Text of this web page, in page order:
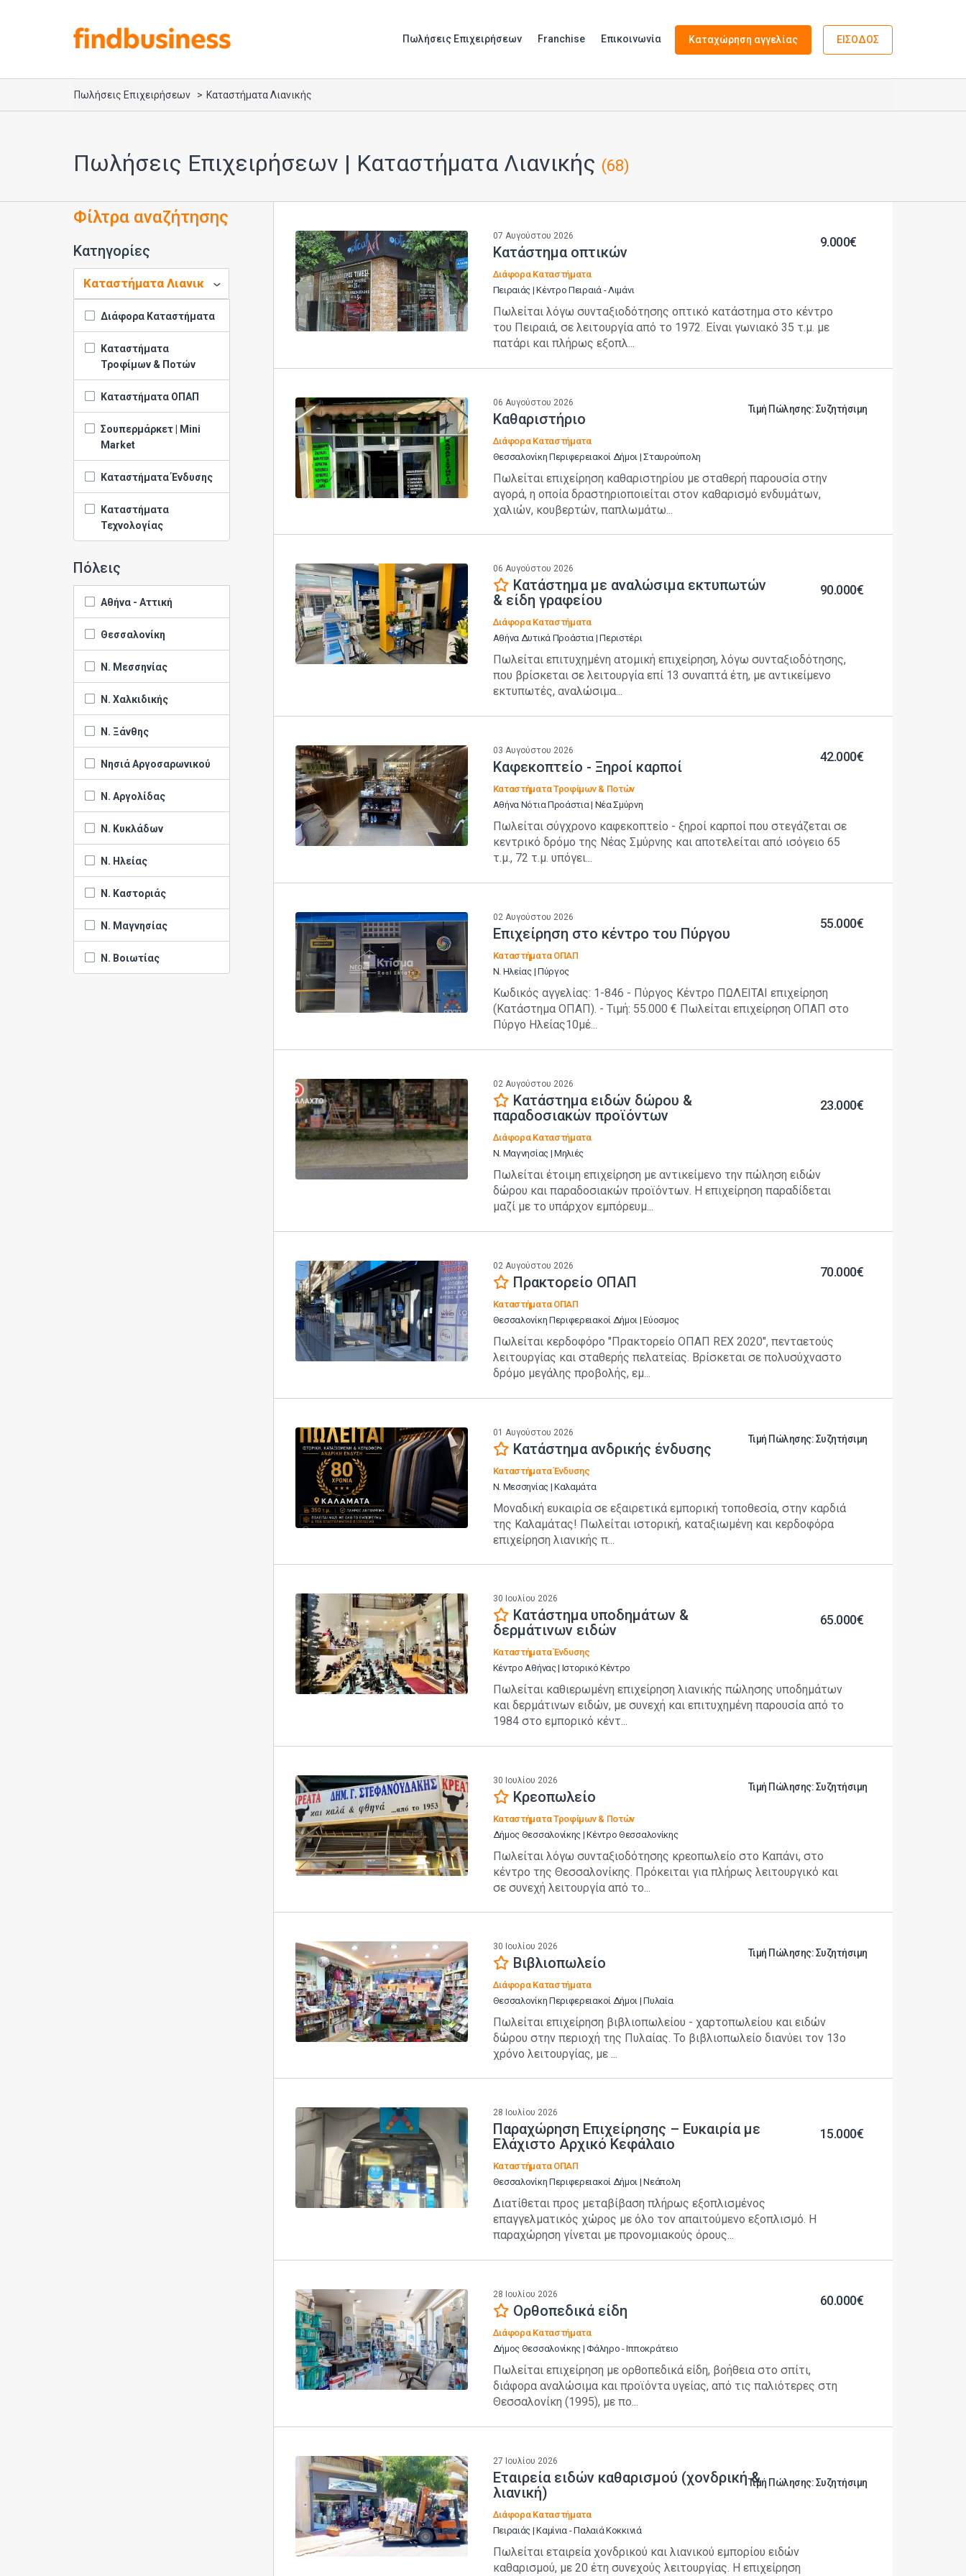
Πωλήσεις Επιχειρήσεων Franchise Επικοινωνία Καταχώρηση αγγελίας ΕΙΣΟΔΟΣ
Πωλήσεις Επιχειρήσεων Καταστήματα Λιανικής
Πωλήσεις Επιχειρήσεων | Καταστήματα Λιανικής (68)
Φίλτρα αναζήτησης
Κατηγορίες
Διάφορα Καταστήματα
Καταστήματα
Τροφίμων & Ποτών
Καταστήματα ΟΠΑΠ
Σουπερμάρκετ | Mini
Market
Καταστήματα Ένδυσης
Καταστήματα
Τεχνολογίας
Πόλεις
Αθήνα - Αττική
Θεσσαλονίκη
Ν. Μεσσηνίας
Ν. Χαλκιδικής
Ν. Ξάνθης
Νησιά Αργοσαρωνικού
Ν. Αργολίδας
Ν. Κυκλάδων
Ν. Ηλείας
Ν. Καστοριάς
Ν. Μαγνησίας
Ν. Βοιωτίας
07 Αυγούστου 2026
Κατάστημα oπτικών
Διάφορα Καταστήματα
Πειραιάς | Κέντρο Πειραιά - Λιμάνι
Πωλείται λόγω συνταξιοδότησης οπτικό κατάστημα στο κέντρο
του Πειραιά, σε λειτουργία από το 1972. Είναι γωνιακό 35 τ.μ. με
πατάρι και πλήρως εξοπλ...
9.000€
06 Αυγούστου 2026
Καθαριστήριο
Διάφορα Καταστήματα
Θεσσαλονίκη Περιφερειακοί Δήμοι | Σταυρούπολη
Πωλείται επιχείρηση καθαριστηρίου με σταθερή παρουσία στην
αγορά, η οποία δραστηριοποιείται στον καθαρισμό ενδυμάτων,
χαλιών, κουβερτών, παπλωμάτω...
Τιμή Πώλησης: Συζητήσιμη
06 Αυγούστου 2026
Κατάστημα με αναλώσιμα εκτυπωτών
& είδη γραφείου
Διάφορα Καταστήματα
Αθήνα Δυτικά Προάστια | Περιστέρι
Πωλείται επιτυχημένη ατομική επιχείρηση, λόγω συνταξιοδότησης,
που βρίσκεται σε λειτουργία επί 13 συναπτά έτη, με αντικείμενο
εκτυπωτές, αναλώσιμα...
90.000€
03 Αυγούστου 2026
Καφεκοπτείο - Ξηροί καρποί
Καταστήματα Τροφίμων & Ποτών
Αθήνα Νότια Προάστια | Νέα Σμύρνη
Πωλείται σύγχρονο καφεκοπτείο - ξηροί καρποί που στεγάζεται σε
κεντρικό δρόμο της Νέας Σμύρνης και αποτελείται από ισόγειο 65
τ.μ., 72 τ.μ. υπόγει...
42.000€
02 Αυγούστου 2026
Επιχείρηση στο κέντρο του Πύργου
Καταστήματα ΟΠΑΠ
Ν. Ηλείας | Πύργος
Κωδικός αγγελίας: 1-846 - Πύργος Κέντρο ΠΩΛΕΙΤΑΙ επιχείρηση
(Κατάστημα ΟΠΑΠ). - Τιμή: 55.000 € Πωλείται επιχείρηση ΟΠΑΠ στο
Πύργο Ηλείας10μέ...
55.000€
02 Αυγούστου 2026
Κατάστημα ειδών δώρου &
παραδοσιακών προϊόντων
Διάφορα Καταστήματα
Ν. Μαγνησίας | Μηλιές
Πωλείται έτοιμη επιχείρηση με αντικείμενο την πώληση ειδών
δώρου και παραδοσιακών προϊόντων. Η επιχείρηση παραδίδεται
μαζί με το υπάρχον εμπόρευμ...
23.000€
02 Αυγούστου 2026
Πρακτορείο ΟΠΑΠ
Καταστήματα ΟΠΑΠ
Θεσσαλονίκη Περιφερειακοί Δήμοι | Εύοσμος
Πωλείται κερδοφόρο "Πρακτορείο ΟΠΑΠ REX 2020", πενταετούς
λειτουργίας και σταθερής πελατείας. Βρίσκεται σε πολυσύχναστο
δρόμο μεγάλης προβολής, εμ...
70.000€
01 Αυγούστου 2026
Κατάστημα ανδρικής ένδυσης
Καταστήματα Ένδυσης
Ν. Μεσσηνίας | Καλαμάτα
Μοναδική ευκαιρία σε εξαιρετικά εμπορική τοποθεσία, στην καρδιά
της Καλαμάτας! Πωλείται ιστορική, καταξιωμένη και κερδοφόρα
επιχείρηση λιανικής π...
Τιμή Πώλησης: Συζητήσιμη
30 Ιουλίου 2026
Κατάστημα υποδημάτων &
δερμάτινων ειδών
Καταστήματα Ένδυσης
Κέντρο Αθήνας | Ιστορικό Κέντρο
Πωλείται καθιερωμένη επιχείρηση λιανικής πώλησης υποδημάτων
και δερμάτινων ειδών, με συνεχή και επιτυχημένη παρουσία από το
1984 στο εμπορικό κέντ...
65.000€
30 Ιουλίου 2026
Κρεοπωλείο
Καταστήματα Τροφίμων & Ποτών
Δήμος Θεσσαλονίκης | Κέντρο Θεσσαλονίκης
Πωλείται λόγω συνταξιοδότησης κρεοπωλείο στο Καπάνι, στο
κέντρο της Θεσσαλονίκης. Πρόκειται για πλήρως λειτουργικό και
σε συνεχή λειτουργία από το...
Τιμή Πώλησης: Συζητήσιμη
30 Ιουλίου 2026
Βιβλιοπωλείο
Διάφορα Καταστήματα
Θεσσαλονίκη Περιφερειακοί Δήμοι | Πυλαία
Πωλείται επιχείρηση βιβλιοπωλείου - χαρτοπωλείου και ειδών
δώρου στην περιοχή της Πυλαίας. Το βιβλιοπωλείο διανύει τον 13ο
χρόνο λειτουργίας, με ...
Τιμή Πώλησης: Συζητήσιμη
28 Ιουλίου 2026
Παραχώρηση Επιχείρησης – Ευκαιρία με
Ελάχιστο Αρχικό Κεφάλαιο
Καταστήματα ΟΠΑΠ
Θεσσαλονίκη Περιφερειακοί Δήμοι | Νεάπολη
Διατίθεται προς μεταβίβαση πλήρως εξοπλισμένος
επαγγελματικός χώρος με όλο τον απαιτούμενο εξοπλισμό. ​Η
παραχώρηση γίνεται με προνομιακούς όρους...
15.000€
28 Ιουλίου 2026
Ορθοπεδικά είδη
Διάφορα Καταστήματα
Δήμος Θεσσαλονίκης | Φάληρο - Ιπποκράτειο
Πωλείται επιχείρηση με ορθοπεδικά είδη, βοήθεια στο σπίτι,
διάφορα αναλώσιμα και προϊόντα υγείας, από τις παλιότερες στη
Θεσσαλονίκη (1995), με πο...
60.000€
27 Ιουλίου 2026
Εταιρεία ειδών καθαρισμού (χονδρική &
λιανική)
Διάφορα Καταστήματα
Πειραιάς | Καμίνια - Παλαιά Κοκκινιά
Πωλείται εταιρεία χονδρικού και λιανικού εμπορίου ειδών
καθαρισμού, με 20 έτη συνεχούς λειτουργίας. Η επιχείρηση
Τιμή Πώλησης: Συζητήσιμη